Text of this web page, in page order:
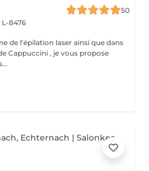
50
L-8476
de l'épilation laser ainsi que dans
Cappuccini , je vous propose